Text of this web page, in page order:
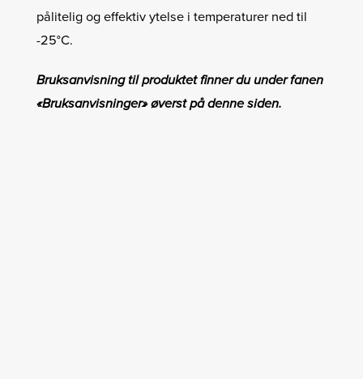
pålitelig og effektiv ytelse i temperaturer ned til
-25°C.
Bruksanvisning til produktet finner du under fanen
«Bruksanvisninger» øverst på denne siden.